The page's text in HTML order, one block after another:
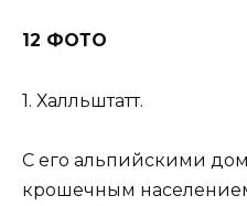
12 ФОТО
1. Халльштатт.
С его альпийскими
крошечным